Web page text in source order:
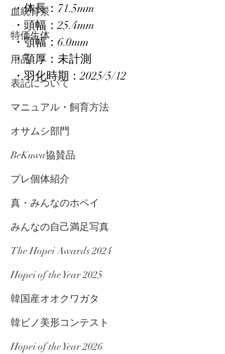
血統背景
特価生体
用品
表記について
マニュアル・飼育方法
オサムシ部門
BeKuwa協賛品
プレ個体紹介
真・みんなのホペイ
みんなの自己満足写真
The Hopei Awards 2024
Hopei of the Year 2025
韓国産オオクワガタ
韓ビノ美形コンテスト
Hopei of the Year 2026
・体長：71.5mm
・頭幅：25.4mm
・顎幅：6.0mm
・顎厚：未計測
・羽化時期：2025/5/12